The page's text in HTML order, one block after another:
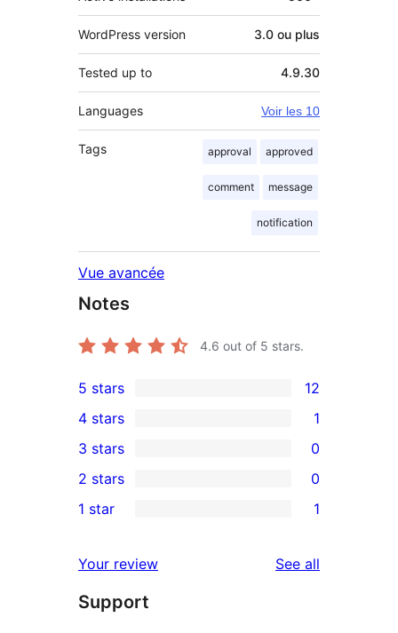
WordPress version 3.0 ou plus
Tested up to 4.9.30
Languages Voir les 10
Tags approval approved
comment message
notification
Vue avancée
Notes
4.6 out of 5 stars.
12
5-
star
reviews
5 stars 12
4-
star
review
4 stars 1
0
3-
star
3 stars 0
2-
reviews
2 stars 0
star
review
1 star 1
Your review See all
Support